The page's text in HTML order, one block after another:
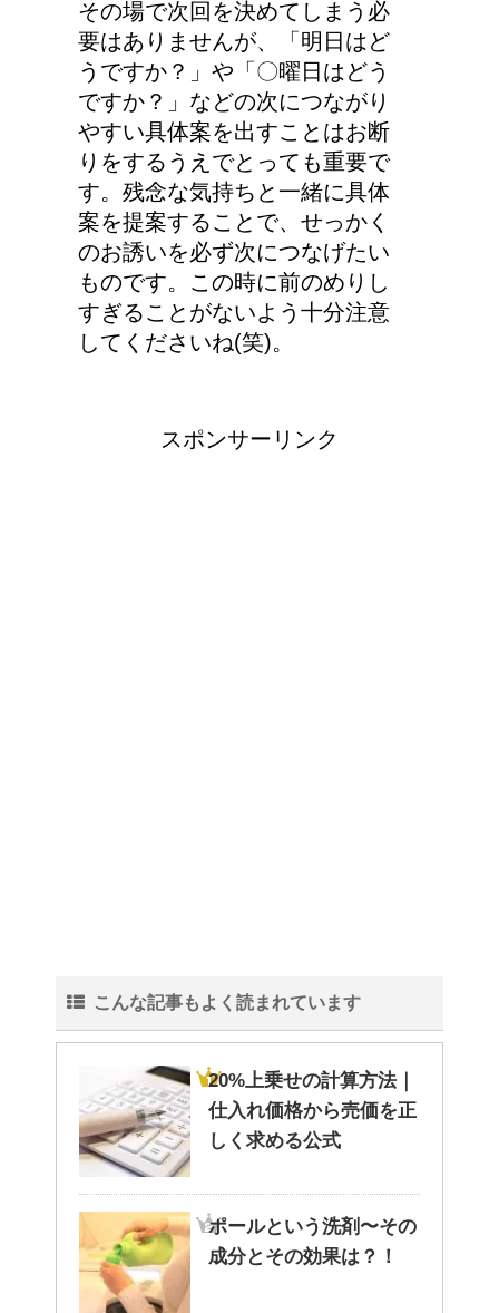
その場で次回を決めてしまう必
要はありませんが、「明日はど
うですか？」や「〇曜日はどう
ですか？」などの次につながり
やすい具体案を出すことはお断
りをするうえでとっても重要で
す。残念な気持ちと一緒に具体
案を提案することで、せっかく
のお誘いを必ず次につなげたい
ものです。この時に前のめりし
すぎることがないよう十分注意
してくださいね(笑)。
スポンサーリンク
こんな記事もよく読まれています
20%上乗せの計算方法｜
仕入れ価格から売価を正
しく求める公式
ポールという洗剤〜その
成分とその効果は？！